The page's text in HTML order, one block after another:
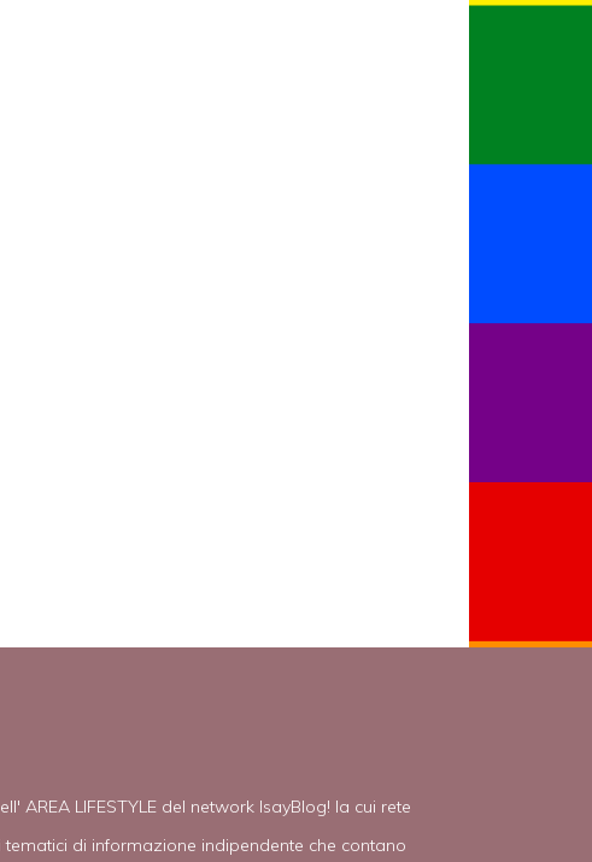
AREA LIFESTYLE del network IsayBlog! la cui rete
di informazione indipendente che contano